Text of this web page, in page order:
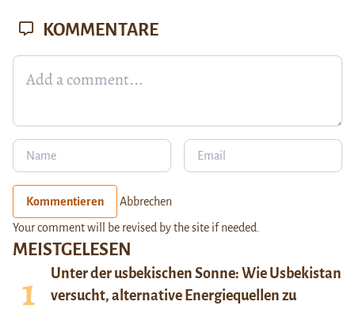
MEISTGELESEN
Unter der usbekischen Sonne: Wie Usbekistan
versucht, alternative Energiequellen zu
KOMMENTARE
Kommentieren Abbrechen
Your comment will be revised by the site if needed.